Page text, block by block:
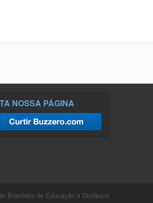
NOSSA PÁGINA
Brasileira de Educação a Distância